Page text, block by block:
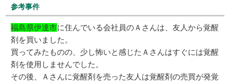
参考事件
福島県伊達市に住んでいる会社員のＡさんは、友人から覚醒
剤を買いました。
買ってみたものの、少し怖いと感じたＡさんはすぐには覚醒
剤を使用しませんでした。
その後、Ａさんに覚醒剤を売った友人は覚醒剤の売買が発覚